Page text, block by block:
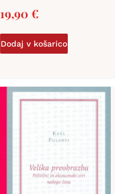
19,90 €
Dodaj v košarico